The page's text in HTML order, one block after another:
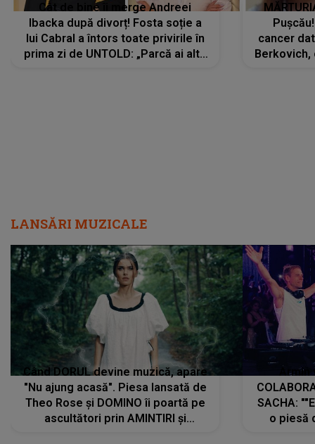
Cât de bine îi merge Andreei
Ibacka după divorț! Fosta soție a
lui Cabral a întors toate privirile în
prima zi de UNTOLD: „Parcă ai altă
cancer
LANSĂRI MUZICALE
Când DORUL devine muzică, apare
"Nu ajung acasă". Piesa lansată de
Theo Rose și DOMINO îi poartă pe
ascultători prin AMINTIRI și
SACHA:
o piesă